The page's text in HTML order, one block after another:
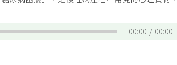
尿病困擾」，是慢性病歷程中常見的心理負荷，
00:00 00:00